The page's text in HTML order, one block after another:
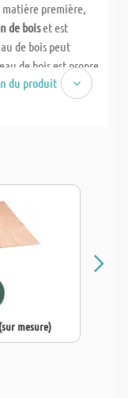
première,
de boiset est
de bois peut
de bois est propre
du produit
mesure)